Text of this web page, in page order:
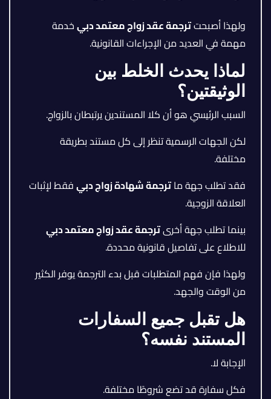
ولهذا أصبحتترجمة عقد زواج معتمد دبيخدمة
مهمة في العديد من الإجراءات القانونية.
لماذا يحدث الخلط بين
الوثيقتين؟
السبب الرئيسي هو أن كلا المستندين يرتبطان بالزواج.
لكن الجهات الرسمية تنظر إلى كل مستند بطريقة
مختلفة.
فقد تطلب جهة ماترجمة شهادة زواج دبيفقط لإثبات
العلاقة الزوجية.
بينما تطلب جهة أخرىترجمة عقد زواج معتمد دبي
للاطلاع على تفاصيل قانونية محددة.
ولهذا فإن فهم المتطلبات قبل بدء الترجمة يوفر الكثير
من الوقت والجهد.
هل تقبل جميع السفارات
المستند نفسه؟
الإجابة لا.
فكل سفارة قد تضع شروطًا مختلفة.